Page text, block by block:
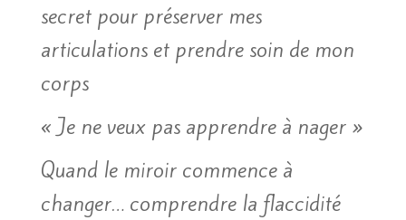
secret pour préserver mes
articulations et prendre soin de mon
corps
« Je ne veux pas apprendre à nager »
Quand le miroir commence à
changer… comprendre la flaccidité